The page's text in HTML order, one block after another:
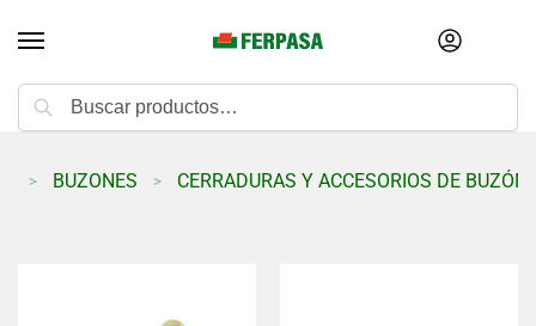
> BUZONES > CERRADURAS Y ACCESORIOS DE BUZÓN